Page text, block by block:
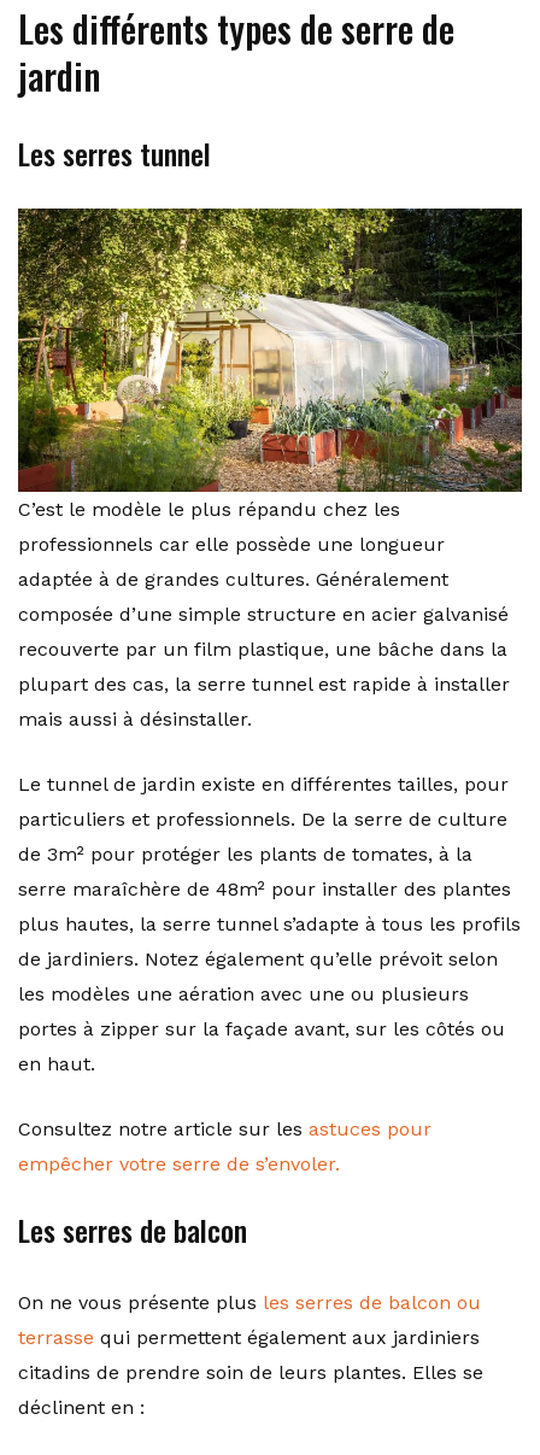
Les différents types de serre de
jardin
Les serres tunnel
C’est le modèle le plus répandu chez les
professionnels car elle possède une longueur
adaptée à de grandes cultures. Généralement
composée d’une simple structure en acier galvanisé
recouverte par un film plastique, une bâche dans la
plupart des cas, la serre tunnel est rapide à installer
mais aussi à désinstaller.
Le tunnel de jardin existe en différentes tailles, pour
particuliers et professionnels. De la serre de culture
de 3m² pour protéger les plants de tomates, à la
serre maraîchère de 48m² pour installer des plantes
plus hautes, la serre tunnel s’adapte à tous les profils
de jardiniers. Notez également qu’elle prévoit selon
les modèles une aération avec une ou plusieurs
portes à zipper sur la façade avant, sur les côtés ou
en haut.
Consultez notre article sur les astuces pour
empêcher votre serre de s’envoler.
Les serres de balcon
On ne vous présente plus les serres de balcon ou
terrasse qui permettent également aux jardiniers
citadins de prendre soin de leurs plantes. Elles se
déclinent en :